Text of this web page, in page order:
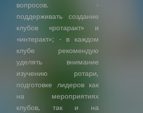
вопросов. -
поддерживать создание
клубов «ротаракт» и
«интеракт»; - в каждом
клубе рекомендую
уделять внимание
изучению ротари,
подготовке лидеров как
на мероприятиях
клубов, так и на